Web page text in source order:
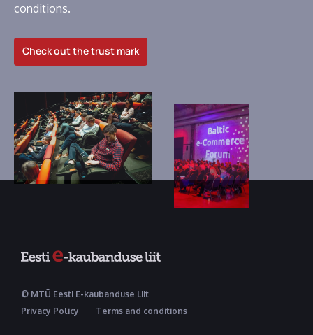
conditions.
Check out the trust mark
© MTÜ Eesti E-kaubanduse Liit
Privacy Policy
Terms and conditions